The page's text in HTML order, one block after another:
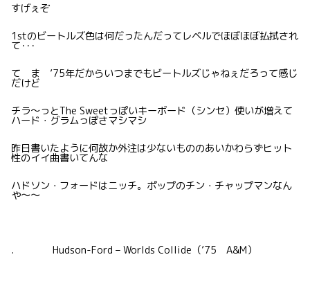
すげぇぞ
1stのビートルズ色は何だったんだってレベルでほぼほぼ払拭され
て･･･
て ま ’75年だからいつまでもビートルズじゃねぇだろって感じ
だけど
チラ〜っとThe Sweetっぽいキーボード（シンセ）使いが増えて
ハード・グラムっぽさマシマシ
昨日書いたように何故か外注は少ないもののあいかわらずヒット
性のイイ曲書いてんな
ハドソン・フォードはニッチ。ポップのチン・チャップマンなん
や〜〜
. Hudson-Ford – Worlds Collide（’75 A&M）